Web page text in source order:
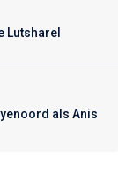
Lutsharel
als Anis